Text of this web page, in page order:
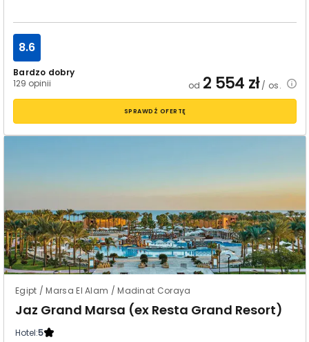
Bardzo dobry
129 opinii
8.6
od 2 554 zł/ os.
SPRAWDŹ OFERTĘ
Egipt / Marsa El Alam / Madinat Coraya
Jaz Grand Marsa (ex Resta Grand Resort)
Hotel:5